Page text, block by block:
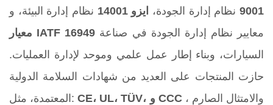
9001 نظام إدارة الجودة، ايزو 14001
نظام إدارة البيئة، و
معيار IATF 16949 معايير نظام إدارة الجودة في صناعة
السيارات، وبناء إطار عمل علمي وموحد لإدارة العمليات.
حازت المنتجات على العديد من شهادات السلامة الدولية
المعتمدة، مثل:
CE، UL، TÜV، و CCC ، والامتثال الصارم